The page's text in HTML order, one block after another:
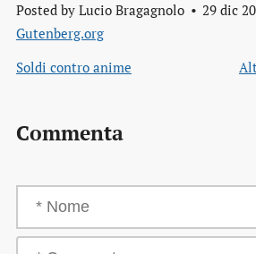
Posted by Lucio Bragagnolo 29 dic
Gutenberg.org
Soldi contro anime
Commenta